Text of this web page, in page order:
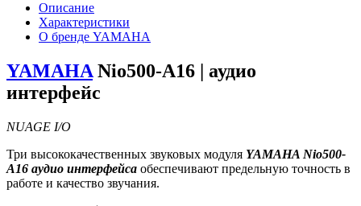
Описание
Характеристики
О бренде YAMAHA
YAMAHANio500-A16 | аудио
интерфейс
NUAGE I/O
Три высококачественных звуковых модуля YAMAHA Nio500-
A16 аудио интерфейса обеспечивают предельную точность в
работе и качество звучания.